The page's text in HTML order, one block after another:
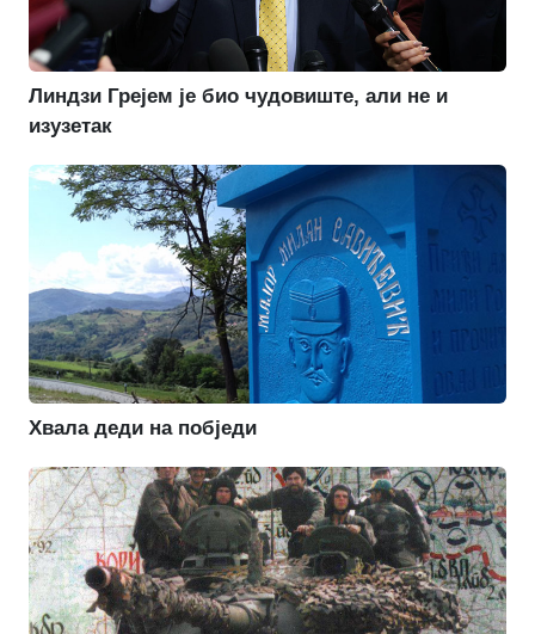
Линдзи Грејем је био чудовиште, али не и
изузетак
Хвала деди на побједи